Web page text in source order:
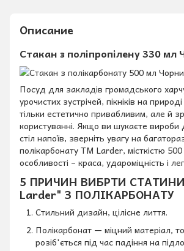
Описание
Стакан з поліпропілену 330 мл
Посуд для закладів громадського
урочистих зустрічей, пікніків на
тільки естетично привабливим, але й
користуванні. Якщо ви шукаєте вироби
стіл напоїв, зверніть увагу на
полікарбонату TM Larder, місткістю 500
особливості – краса, удароміцність і
5 ПРИЧИН ВИБРТИ
Larder" З ПОЛІКАРБОНАТУ
Стильний дизайн, цілісне лиття.
Полікарбонат — міцний матеріал,
розіб'ється під час падіння на